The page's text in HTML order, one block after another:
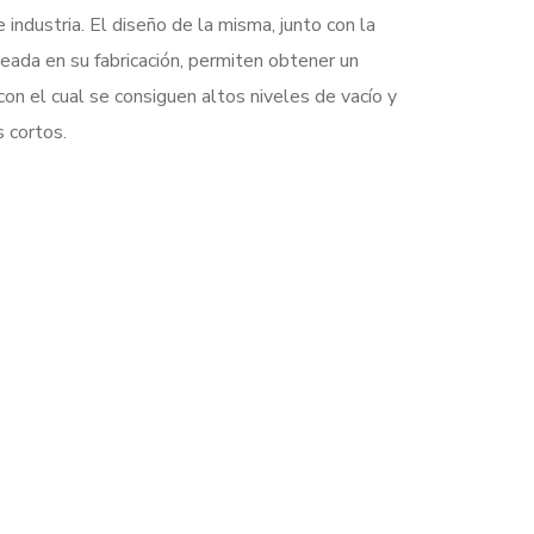
El diseño de la misma, junto con la
en su fabricación, permiten obtener un
el cual se consiguen altos niveles de vacío y
cortos.